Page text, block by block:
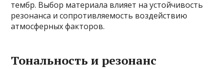
тембр. Выбор материала влияет на устойчивость
резонанса и сопротивляемость воздействию
атмосферных факторов.
Тональность и резонанс